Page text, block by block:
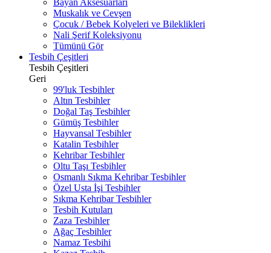
Bayan Aksesuarları
Muskalık ve Cevşen
Çocuk / Bebek Kolyeleri ve Bileklikleri
Nali Şerif Koleksiyonu
Tümünü Gör
Tesbih Çeşitleri
Tesbih Çeşitleri
Geri
99'luk Tesbihler
Altın Tesbihler
Doğal Taş Tesbihler
Gümüş Tesbihler
Hayvansal Tesbihler
Katalin Tesbihler
Kehribar Tesbihler
Oltu Taşı Tesbihler
Osmanlı Sıkma Kehribar Tesbihler
Özel Usta İşi Tesbihler
Sıkma Kehribar Tesbihler
Tesbih Kutuları
Zaza Tesbihler
Ağaç Tesbihler
Namaz Tesbihi